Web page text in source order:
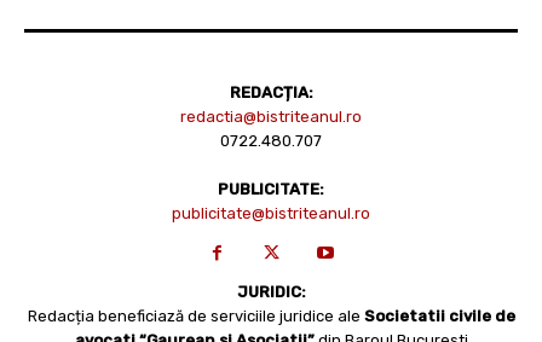
REDACȚIA:
redactia@bistriteanul.ro
0722.480.707
PUBLICITATE:
publicitate@bistriteanul.ro
JURIDIC:
Redacția beneficiază de serviciile juridice ale Societatii civile de